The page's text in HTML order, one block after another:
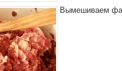
Вымешиваем